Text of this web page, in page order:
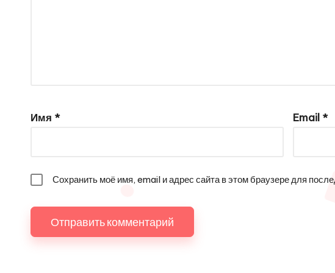
Имя * Email *
Сохранить моё имя, email и адрес сайта в этом браузере для